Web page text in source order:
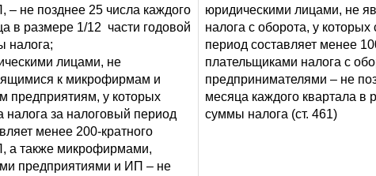
– не позднее 25 числа каждого
в размере 1/12 части годовой
налога;
лицами, не
к микрофирмам и
предприятиям, у которых
налога за налоговый период
менее 200-кратного
а также микрофирмами,
предприятиями и ИП – не
юридическими лицами, не
налога с оборота, у которых
период составляет менее
плательщиками налога с
предпринимателями – не
месяца каждого квартала в
суммы налога (ст. 461)